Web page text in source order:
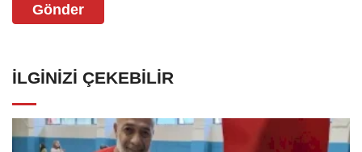
Gönder
İLGINIZI ÇEKEBILIR